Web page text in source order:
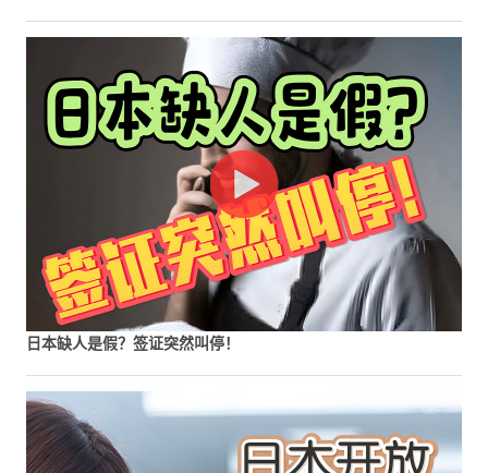
日本缺人是假？签证突然叫停！